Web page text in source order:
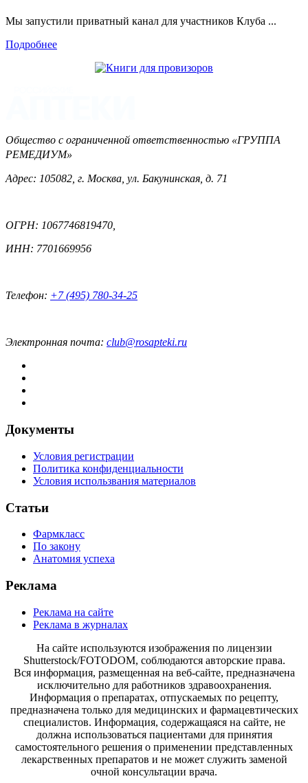
Мы запустили приватный канал для участников Клуба ...
Подробнее
Общество с ограниченной ответственностью «ГРУППА
РЕМЕДИУМ»
Адрес: 105082, г. Москва, ул. Бакунинская, д. 71
ОГРН: 1067746819470,
ИНН: 7701669956
Телефон: +7 (495) 780-34-25
Электронная почта: club@rosapteki.ru
Документы
Условия регистрации
Политика конфиденциальности
Условия использвания материалов
Статьи
Фармкласс
По закону
Анатомия успеха
Реклама
Реклама на сайте
Реклама в журналах
На сайте используются изображения по лицензии
Shutterstock/FOTODOM, соблюдаются авторские права.
Вся информация, размещенная на веб-сайте, предназначена
исключительно для работников здравоохранения.
Информация о препаратах, отпускаемых по рецепту,
предназначена только для медицинских и фармацевтических
специалистов. Информация, содержащаяся на сайте, не
должна использоваться пациентами для принятия
самостоятельного решения о применении представленных
лекарственных препаратов и не может служить заменой
очной консультации врача.